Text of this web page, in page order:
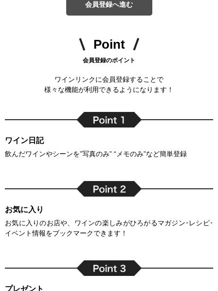
会員登録へ進む
Point
会員登録のポイント
ワインリンクに会員登録することで
様々な機能が利用できるようになります！
ワイン日記
飲んだワインやシーンを”写真のみ” “メモのみ”など簡単登録
お気に入り
お気に入りのお店や、ワインの楽しみがひろがるマガジン･レシピ･
イベント情報をブックマークできます！
プレゼント